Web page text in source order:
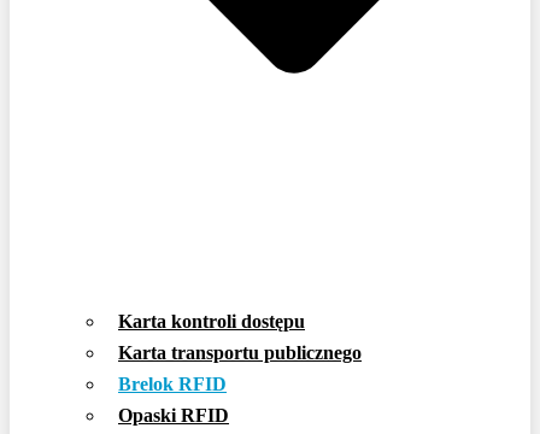
Karta kontroli dostępu
Karta transportu publicznego
Brelok RFID
Opaski RFID